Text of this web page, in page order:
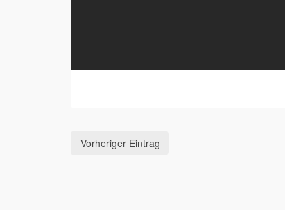
Vorheriger Eintrag